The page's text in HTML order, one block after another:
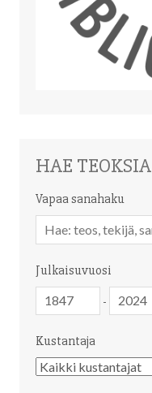
HAE TEOKSIA
Vapaa sanahaku
sanahaku
Julkaisuvuosi
-
Kustantaja
Kustantaja